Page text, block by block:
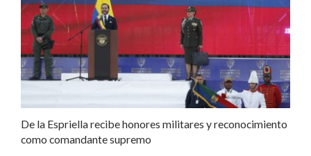
De la Espriella recibe honores militares y reconocimiento
como comandante supremo